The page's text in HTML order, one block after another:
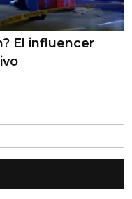
El influencer